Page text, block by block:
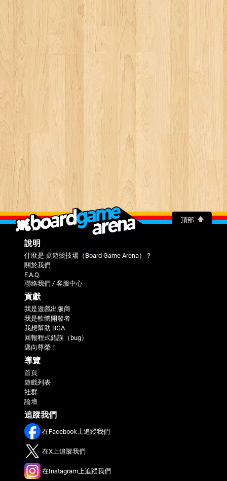
頂部
說明
什麼是 桌遊競技場（Board Game Arena）？
關於我們
F.A.Q.
聯絡我們 / 客服中心
貢獻
我是遊戲出版商
我是軟體開發者
我想幫助 BGA
回報程式錯誤（bug）
邁向尊榮！
導覽
首頁
遊戲列表
社群
論壇
追蹤我們
在Facebook上追蹤我們
在X上追蹤我們
在Instagram上追蹤我們